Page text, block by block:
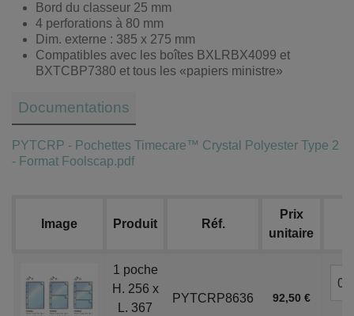
Bord du classeur 25 mm
4 perforations à 80 mm
Dim. externe : 385 x 275 mm
Compatibles avec les boîtes BXLRBX4099 et
BXTCBP7380 et tous les «papiers ministre»
Documentations
PYTCRP - Pochettes Timecare™ Crystal Polyester Type 2
- Format Foolscap.pdf
Image Produit Réf.
Prix
unitaire
1 poche
H. 256 x
L. 367
PYTCRP8636 92,50 €